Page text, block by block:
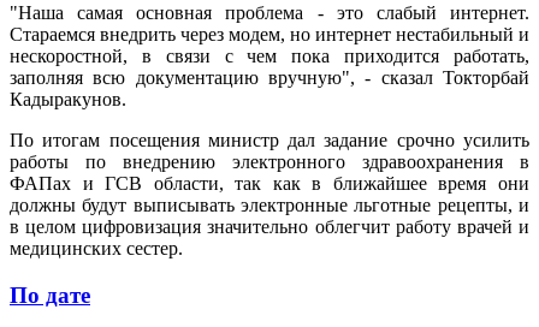
"Наша самая основная проблема - это слабый интернет.
Стараемся внедрить через модем, но интернет нестабильный и
нескоростной, в связи с чем пока приходится работать,
заполняя всю документацию вручную", - сказал Токторбай
Кадыракунов.
По итогам посещения министр дал задание срочно усилить
работы по внедрению электронного здравоохранения в
ФАПах и ГСВ области, так как в ближайшее время они
должны будут выписывать электронные льготные рецепты, и
в целом цифровизация значительно облегчит работу врачей и
медицинских сестер.
По дате